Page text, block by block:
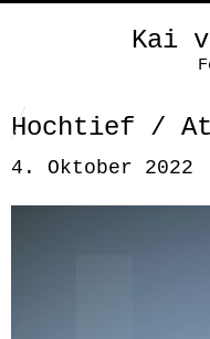
Kai
Hochtief /
4. Oktober 2022